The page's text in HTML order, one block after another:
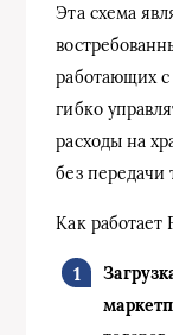
Эта схема
работающих с
гибко
расходы на
без передачи
Как работает